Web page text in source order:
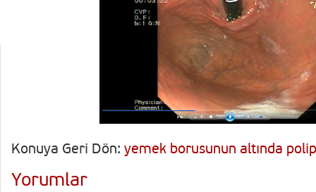
Konuya Geri Dön: yemek borusunun altında
Yorumlar